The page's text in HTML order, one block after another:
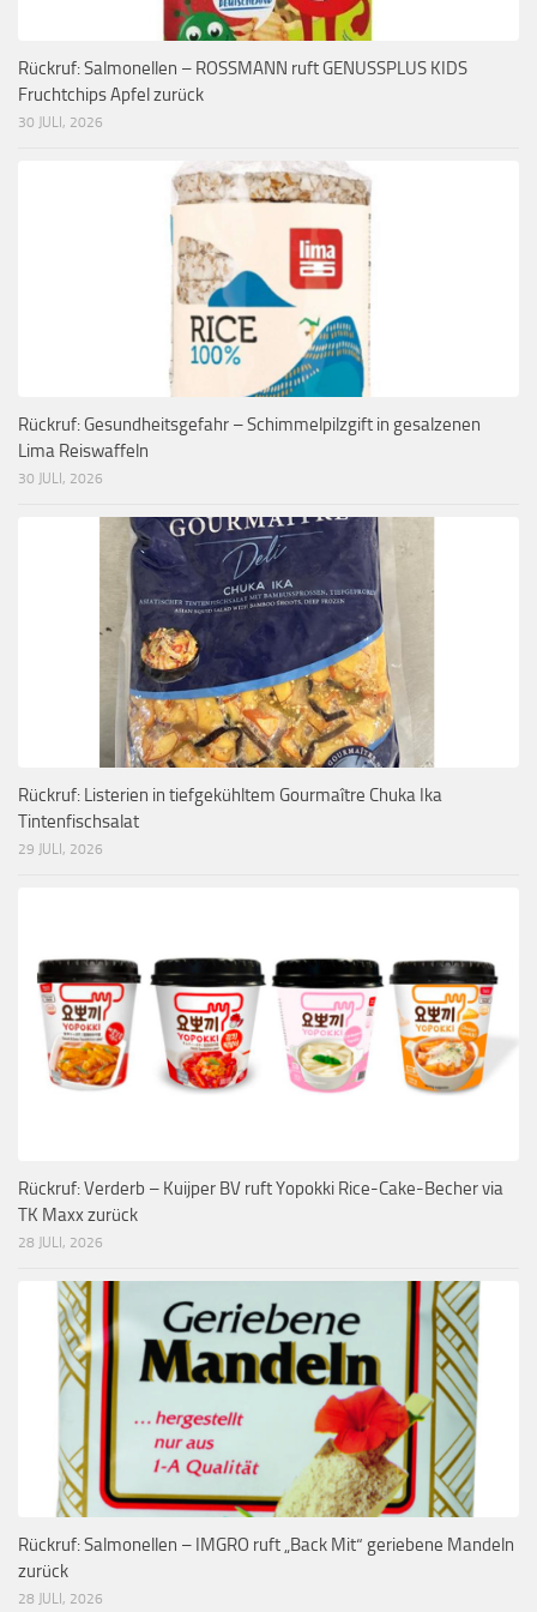
Rückruf: Salmonellen – ROSSMANN ruft GENUSSPLUS KIDS
Fruchtchips Apfel zurück
30 JULI, 2026
Rückruf: Gesundheitsgefahr – Schimmelpilzgift in gesalzenen
Lima Reiswaffeln
30 JULI, 2026
Rückruf: Listerien in tiefgekühltem Gourmaître Chuka Ika
Tintenfischsalat
29 JULI, 2026
Rückruf: Verderb – Kuijper BV ruft Yopokki Rice-Cake-Becher via
TK Maxx zurück
28 JULI, 2026
Rückruf: Salmonellen – IMGRO ruft „Back Mit“ geriebene Mandeln
zurück
28 JULI, 2026